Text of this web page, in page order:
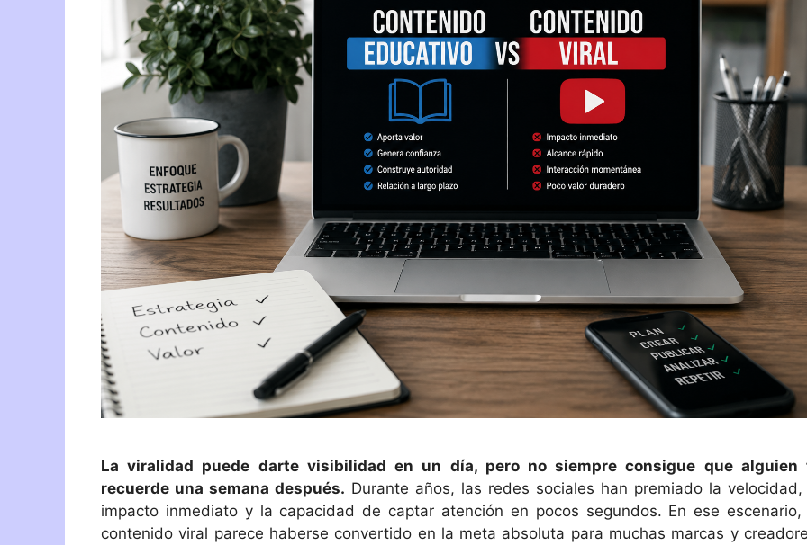
La viralidad puede darte visibilidad en un día, pero no siempre consigue que alguien
recuerde una semana después. Durante años, las redes sociales han premiado la velocidad,
impacto inmediato y la capacidad de captar atención en pocos segundos. En ese escenario,
contenido viral parece haberse convertido en la meta absoluta para muchas marcas y